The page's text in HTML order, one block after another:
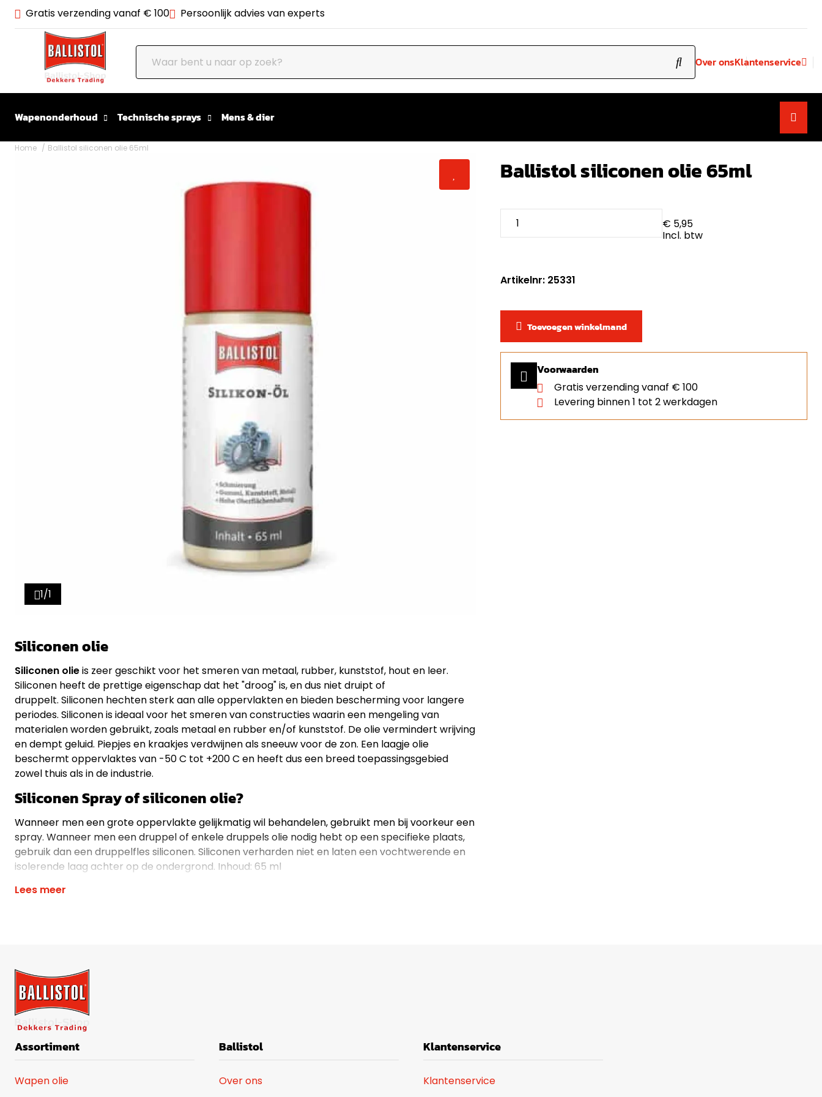
Gratis verzending vanaf € 100 Persoonlijk advies van experts
Over onsKlantenservice
Wapenonderhoud Technische sprays Mens & dier
Home Ballistol siliconen olie 65ml
1/1
Siliconen olie
Siliconen olieis zeer geschikt voor het smeren van metaal, rubber, kunststof, hout en leer.
Siliconen heeft de prettige eigenschap dat het "droog" is, en dus niet druipt of
druppelt. Siliconen hechten sterk aan alle oppervlakten en bieden bescherming voor langere
periodes. Siliconen is ideaal voor het smeren van constructies waarin een mengeling van
materialen worden gebruikt, zoals metaal en rubber en/of kunststof. De olie vermindert wrijving
en dempt geluid. Piepjes en kraakjes verdwijnen als sneeuw voor de zon. Een laagje olie
beschermt oppervlaktes van -50 C tot +200 C en heeft dus een breed toepassingsgebied
zowel thuis als in de industrie.
Siliconen Spray of siliconen olie?
Wanneer men een grote oppervlakte gelijkmatig wil behandelen, gebruikt men bij voorkeur een
spray. Wanneer men een druppel of enkele druppels olie nodig hebt op een specifieke plaats,
gebruik dan een druppelfles siliconen. Siliconen verharden niet en laten een vochtwerende en
isolerende laag achter op de ondergrond. Inhoud: 65 ml
Lees meer
Ballistol siliconen olie 65ml
€ 5,95
Incl. btw
Artikelnr: 25331
Toevoegen winkelmand
Voorwaarden
Gratis verzending vanaf € 100
Levering binnen 1 tot 2 werkdagen
Assortiment
Wapen olie
Ballistol
Over ons
Klantenservice
Klantenservice